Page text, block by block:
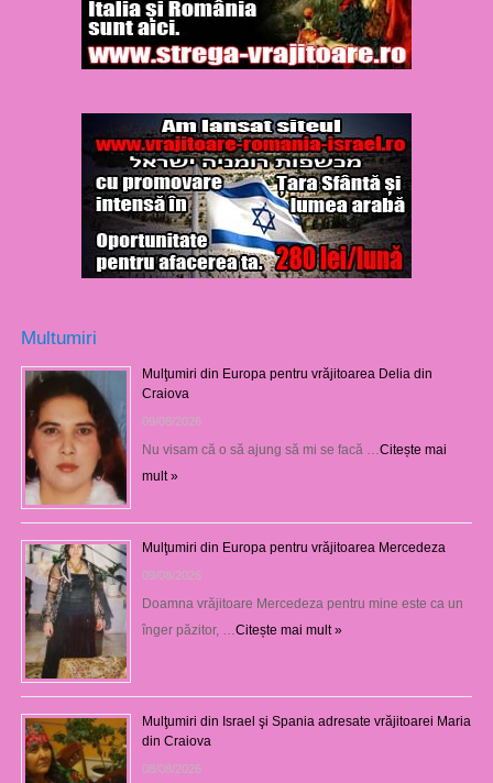
Multumiri
Mulţumiri din Europa pentru vrăjitoarea Delia din
Craiova
09/08/2026
Nu visam că o să ajung să mi se facă … Citește mai
mult »
Mulţumiri din Europa pentru vrăjitoarea Mercedeza
09/08/2026
Doamna vrăjitoare Mercedeza pentru mine este ca un
înger păzitor, … Citește mai mult »
Mulţumiri din Israel şi Spania adresate vrăjitoarei Maria
din Craiova
08/08/2026